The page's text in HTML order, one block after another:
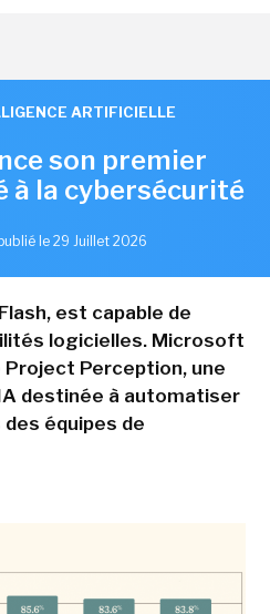
ARTIFICIELLE
son premier
à la cybersécurité
le 29 Juillet 2026
est capable de
logicielles. Microsoft
Perception, une
destinée à automatiser
équipes de